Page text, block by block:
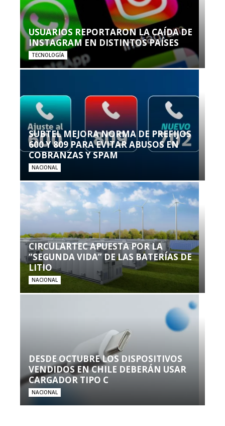
USUARIOS REPORTARON LA CAÍDA DE
INSTAGRAM EN DISTINTOS PAÍSES
TECNOLOGÍA
SUBTEL MEJORA NORMA DE PREFIJOS
600 Y 809 PARA EVITAR ABUSOS EN
COBRANZAS Y SPAM
NACIONAL
CIRCULARTEC APUESTA POR LA
“SEGUNDA VIDA” DE LAS BATERÍAS DE
LITIO
NACIONAL
DESDE OCTUBRE LOS DISPOSITIVOS
VENDIDOS EN CHILE DEBERÁN USAR
CARGADOR TIPO C
NACIONAL